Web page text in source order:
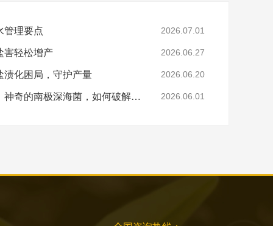
管理要点 2026.07.01
害轻松增产 2026.06.27
化困局，守护产量 2026.06.20
从万米深海到万亩良田：神奇的南极深海菌，如何破解土壤盐碱难题？ 2026.06.01